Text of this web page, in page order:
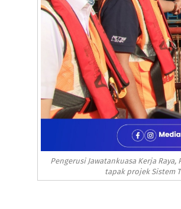
Pengerusi Jawatankuasa Kerja
tapak projek Sistem